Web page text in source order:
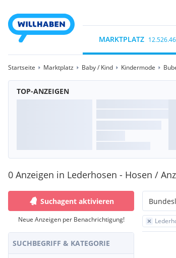
MARKTPLATZ
Startseite Marktplatz Baby / Kind Kindermode
TOP-ANZEIGEN
0 Anzeigen in Lederhosen - Hosen /
Suchagent aktivieren
Neue Anzeigen per Benachrichtigung!
SUCHBEGRIFF & KATEGORIE